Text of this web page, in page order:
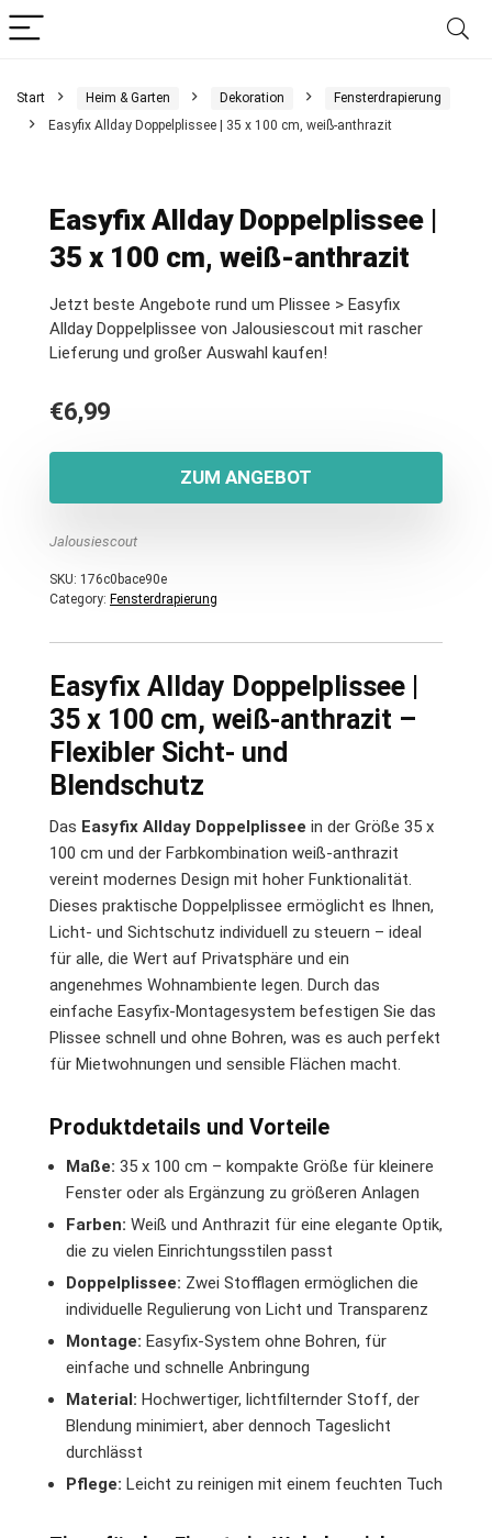
Start Heim & Garten Dekoration
Fensterdrapierung
Easyfix Allday Doppelplissee | 35 x 100 cm, weiß-anthrazit
Easyfix Allday Doppelplissee |
35 x 100 cm, weiß-anthrazit
Jetzt beste Angebote rund um Plissee > Easyfix
Allday Doppelplissee von Jalousiescout mit rascher
Lieferung und großer Auswahl kaufen!
€6,99
ZUM ANGEBOT
Jalousiescout
SKU: 176c0bace90e
Category: Fensterdrapierung
Easyfix Allday Doppelplissee |
35 x 100 cm, weiß-anthrazit –
Flexibler Sicht- und
Blendschutz
Das Easyfix Allday Doppelplissee in der Größe 35 x
100 cm und der Farbkombination weiß-anthrazit
vereint modernes Design mit hoher Funktionalität.
Dieses praktische Doppelplissee ermöglicht es Ihnen,
Licht- und Sichtschutz individuell zu steuern – ideal
für alle, die Wert auf Privatsphäre und ein
angenehmes Wohnambiente legen. Durch das
einfache Easyfix-Montagesystem befestigen Sie das
Plissee schnell und ohne Bohren, was es auch perfekt
für Mietwohnungen und sensible Flächen macht.
Produktdetails und Vorteile
Maße: 35 x 100 cm – kompakte Größe für kleinere
Fenster oder als Ergänzung zu größeren Anlagen
Farben: Weiß und Anthrazit für eine elegante Optik,
die zu vielen Einrichtungsstilen passt
Doppelplissee: Zwei Stofflagen ermöglichen die
individuelle Regulierung von Licht und Transparenz
Montage: Easyfix-System ohne Bohren, für
einfache und schnelle Anbringung
Material: Hochwertiger, lichtfilternder Stoff, der
Blendung minimiert, aber dennoch Tageslicht
durchlässt
Pflege: Leicht zu reinigen mit einem feuchten Tuch